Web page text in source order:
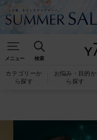
メニュー 検索
カテゴリーか
ら探す
お悩み・目的か
ら探す